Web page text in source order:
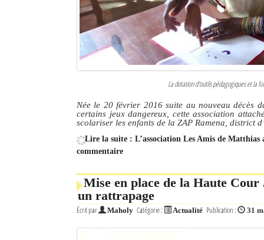
La dotation d'outils pédagogiques et la
Née le 20 février 2016 suite au nouveau décès
certains jeux dangereux, cette association
scolariser les enfants de la ZAP Ramena, district
Lire la suite : L’association Les Amis de
commentaire
Mise en place de la Haute
un rattrapage
Écrit par Maholy Catégorie : Actualité Publication : 31